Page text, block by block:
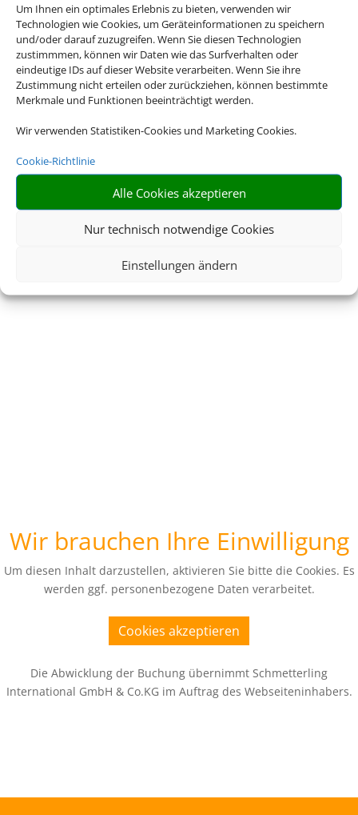
Um Ihnen ein optimales Erlebnis zu bieten, verwenden wir
Technologien wie Cookies, um Geräteinformationen zu speichern
und/oder darauf zuzugreifen. Wenn Sie diesen Technologien
zustimmmen, können wir Daten wie das Surfverhalten oder
eindeutige IDs auf dieser Website verarbeiten. Wenn Sie ihre
Zustimmung nicht erteilen oder zurückziehen, können bestimmte
Merkmale und Funktionen beeinträchtigt werden.
Wir verwenden Statistiken-Cookies und Marketing Cookies.
Cookie-Richtlinie
Alle Cookies akzeptieren
Nur technisch notwendige Cookies
Einstellungen ändern
Wir brauchen Ihre Einwilligung
Um diesen Inhalt darzustellen, aktivieren Sie bitte die Cookies. Es
werden ggf. personenbezogene Daten verarbeitet.
Cookies akzeptieren
Die Abwicklung der Buchung übernimmt Schmetterling
International GmbH & Co.KG im Auftrag des Webseiteninhabers.